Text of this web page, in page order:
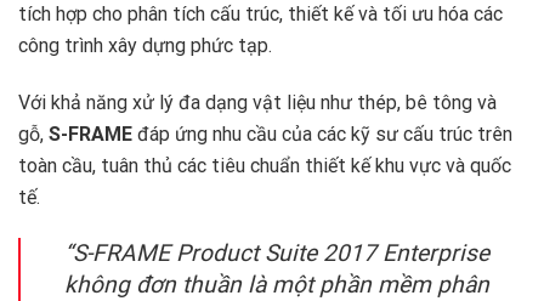
tích hợp cho phân tích cấu trúc, thiết kế và tối ưu hóa các
công trình xây dựng phức tạp.
Với khả năng xử lý đa dạng vật liệu như thép, bê tông và
gỗ, S-FRAME đáp ứng nhu cầu của các kỹ sư cấu trúc trên
toàn cầu, tuân thủ các tiêu chuẩn thiết kế khu vực và quốc
tế.
“S-FRAME Product Suite 2017 Enterprise
không đơn thuần là một phần mềm phân